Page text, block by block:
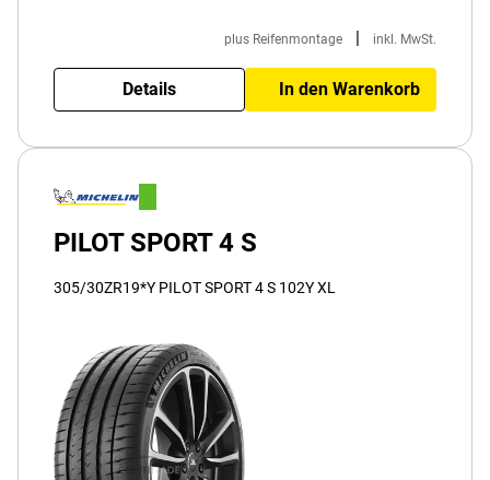
plus Reifenmontage | inkl. MwSt.
Details In den Warenkorb
PILOT SPORT 4 S
305/30ZR19*Y PILOT SPORT 4 S 102Y XL